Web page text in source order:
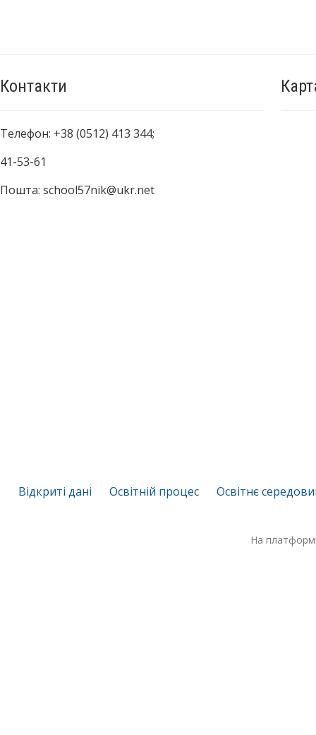
Контакти
Телефон: +38 (0512) 413 344;
41-53-61
Пошта: school57nik@ukr.net
Відкриті дані Освітній процес Освітнє
На